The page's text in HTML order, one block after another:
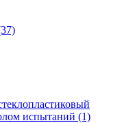
испытаний (1)